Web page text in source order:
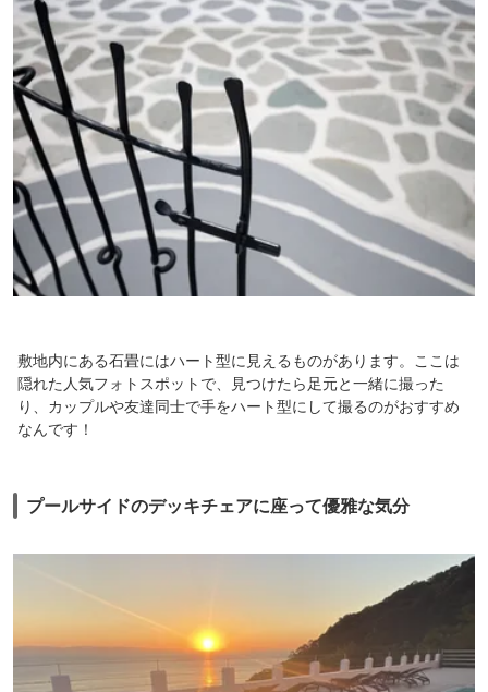
敷地内にある石畳にはハート型に見えるものがあります。ここは
隠れた人気フォトスポットで、見つけたら足元と一緒に撮った
り、カップルや友達同士で手をハート型にして撮るのがおすすめ
なんです！
プールサイドのデッキチェアに座って優雅な気分